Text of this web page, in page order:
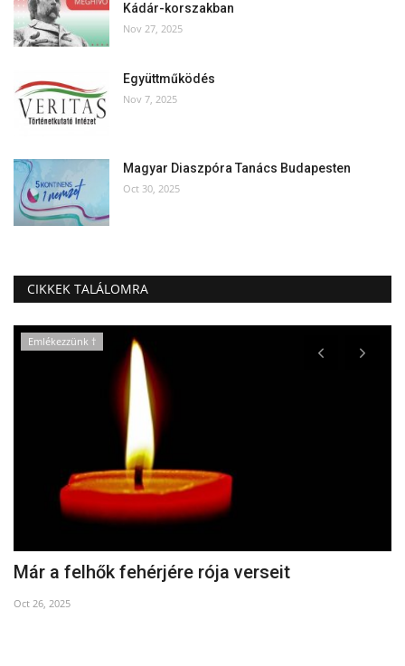
Kádár-korszakban
Nov 27, 2025
Együttműködés
Nov 7, 2025
Magyar Diaszpóra Tanács Budapesten
Oct 30, 2025
CIKKEK TALÁLOMRA
Emlékezzünk †
Már a felhők fehérjére rója verseit
Oct 26, 2025